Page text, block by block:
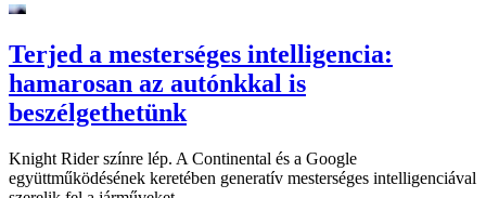
Terjed a mesterséges intelligencia:
hamarosan az autónkkal is
beszélgethetünk
Knight Rider színre lép. A Continental és a Google
együttműködésének keretében generatív mesterséges intelligenciával